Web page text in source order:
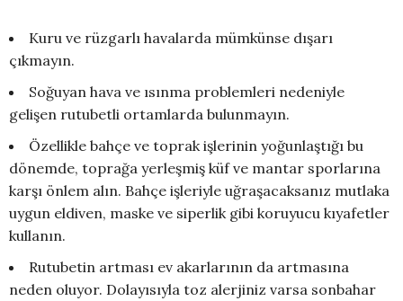
Kuru ve rüzgarlı havalarda mümkünse dışarı
çıkmayın.
Soğuyan hava ve ısınma problemleri nedeniyle
gelişen rutubetli ortamlarda bulunmayın.
Özellikle bahçe ve toprak işlerinin yoğunlaştığı bu
dönemde, toprağa yerleşmiş küf ve mantar sporlarına
karşı önlem alın. Bahçe işleriyle uğraşacaksanız mutlaka
uygun eldiven, maske ve siperlik gibi koruyucu kıyafetler
kullanın.
Rutubetin artması ev akarlarının da artmasına
neden oluyor. Dolayısıyla toz alerjiniz varsa sonbahar